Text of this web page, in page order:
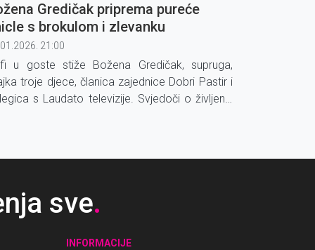
Gredičak priprema pureće
s brokulom i zlevanku
21:00
u goste stiže Božena Gredičak, supruga,
troje djece, članica zajednice Dobri Pastir i
s Laudato televizije. Svjedoči o življenju
sve.
INFORMACIJE